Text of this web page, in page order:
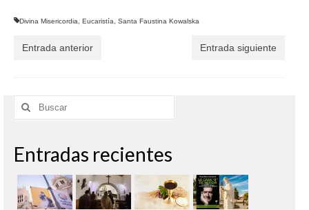
Divina Misericordia, Eucaristía, Santa Faustina Kowalska
Entrada anterior Entrada siguiente
Buscar
por:
Entradas recientes